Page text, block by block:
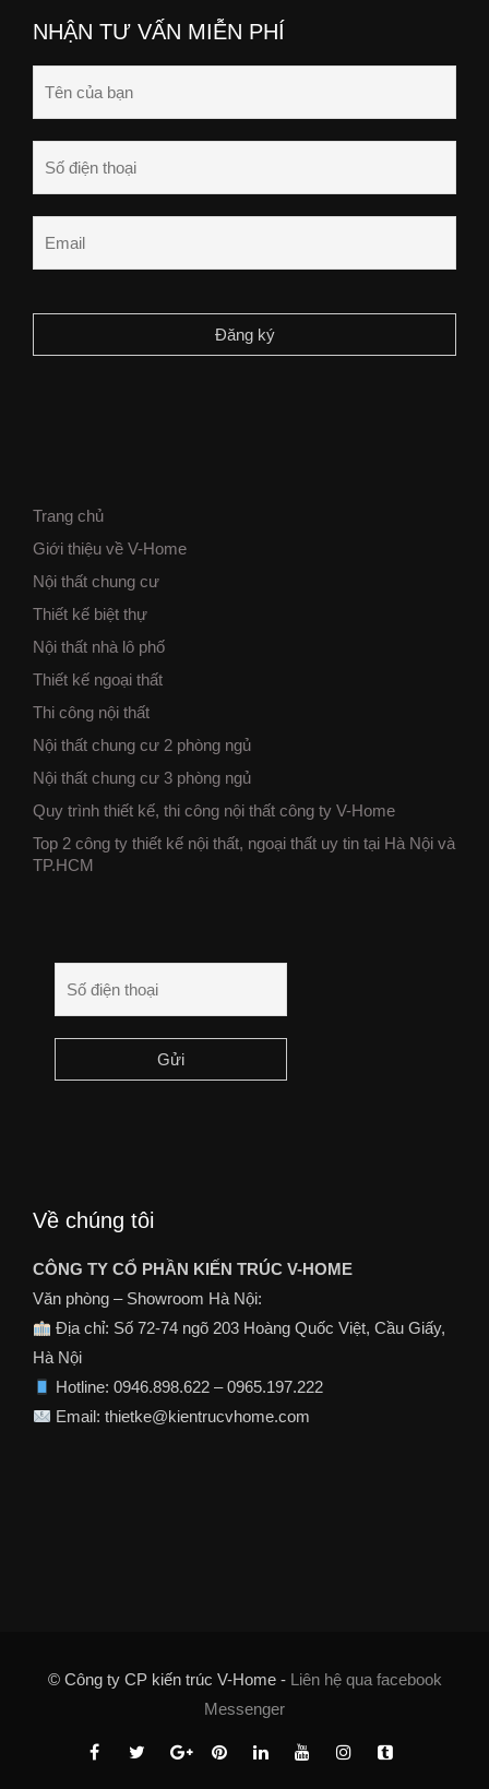
NHẬN TƯ VẤN MIỄN PHÍ
Trang chủ
Giới thiệu về V-Home
Nội thất chung cư
Thiết kế biệt thự
Nội thất nhà lô phố
Thiết kế ngoại thất
Thi công nội thất
Nội thất chung cư 2 phòng ngủ
Nội thất chung cư 3 phòng ngủ
Quy trình thiết kế, thi công nội thất công ty V-Home
Top 2 công ty thiết kế nội thất, ngoại thất uy tin tại Hà Nội và
TP.HCM
Về chúng tôi
CÔNG TY CỔ PHẦN KIẾN TRÚC V-HOME
Văn phòng – Showroom Hà Nội:
Địa chỉ: Số 72-74 ngõ 203 Hoàng Quốc Việt, Cầu Giấy,
Hà Nội
Hotline: 0946.898.622 – 0965.197.222
Email: thietke@kientrucvhome.com
© Công ty CP kiến trúc V-Home - Liên hệ qua facebook
Messenger